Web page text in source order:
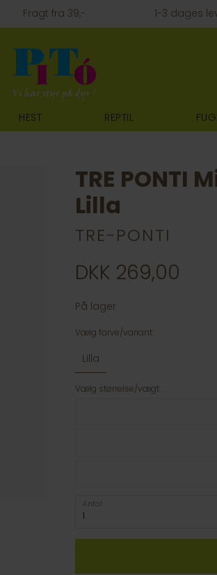
Fragt fra 39,- 1-3 dages
HEST REPTIL
TRE PONTI
Lilla
TRE-PONTI
DKK 269,00
På lager
Vælg farve/variant:
Lilla
Vælg størrelse/vægt:
Antal